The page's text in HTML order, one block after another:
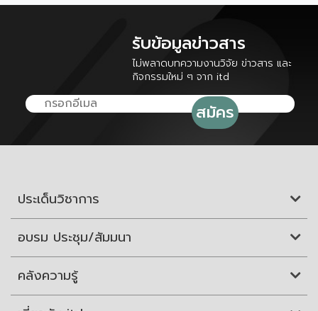
รับข้อมูลข่าวสาร
ไม่พลาดบทความงานวิจัย ข่าวสาร และ
กิจกรรมใหม่ ๆ จาก itd
ประเด็นวิชาการ
อบรม ประชุม/สัมมนา
คลังความรู้